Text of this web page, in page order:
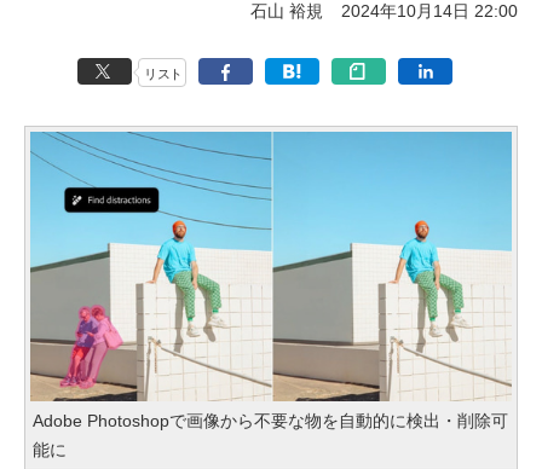
石山 裕規 2024年10月14日 22:00
リスト
Adobe Photoshopで画像から不要な物を自動的に検出・削除可
能に